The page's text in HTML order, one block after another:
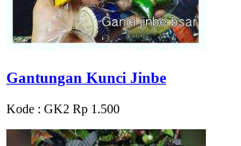
Gantungan Kunci Jinbe
Kode : GK2 Rp 1.500